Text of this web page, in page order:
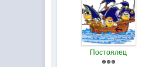
Постоялец